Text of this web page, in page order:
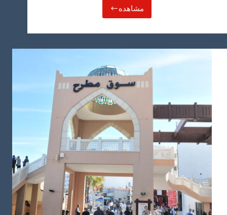
مشاهدهسوغات
چیست؟
بازارها
خرید
سوغاتی